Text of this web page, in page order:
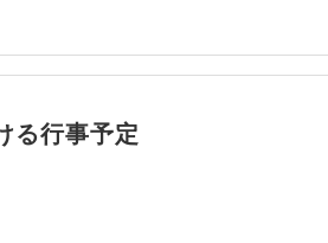
る行事予定